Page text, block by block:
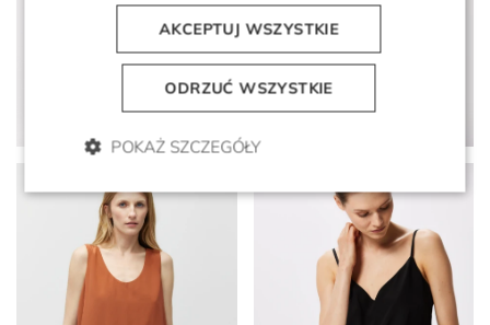
jedwabiem
AKCEPTUJ WSZYSTKIE
ODRZUĆ WSZYSTKIE
POKAŻ SZCZEGÓŁY